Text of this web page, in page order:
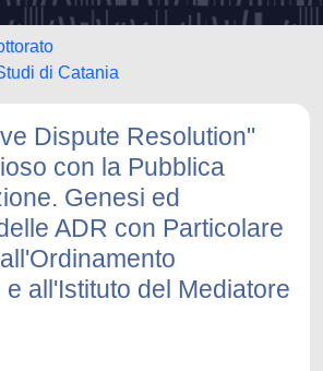
di Catania
Dispute Resolution"
con la Pubblica
Genesi ed
ADR con Particolare
all'Istituto del Mediatore